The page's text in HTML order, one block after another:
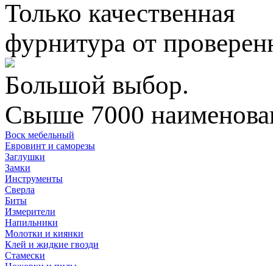
Только качественная
фурнитура от
Большой выбор.
Свыше 7000
Воск мебельный
Евровинт и саморезы
Заглушки
Замки
Инструменты
Сверла
Биты
Измерители
Напильники
Молотки и киянки
Клей и жидкие гвозди
Стамески